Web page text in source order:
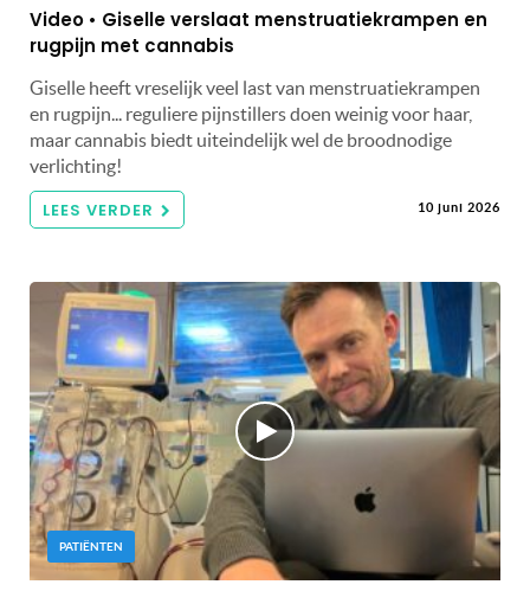
Video • Giselle verslaat menstruatiekrampen en
rugpijn met cannabis
Giselle heeft vreselijk veel last van menstruatiekrampen
en rugpijn... reguliere pijnstillers doen weinig voor haar,
maar cannabis biedt uiteindelijk wel de broodnodige
verlichting!
LEES VERDER 10 juni 2026
PATIËNTEN